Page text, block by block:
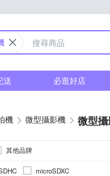
送 必逛好店
機 微型攝影機 微型
其他品牌
microSDXC